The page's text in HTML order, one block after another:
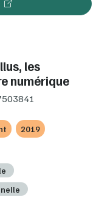
les
numérique
2019